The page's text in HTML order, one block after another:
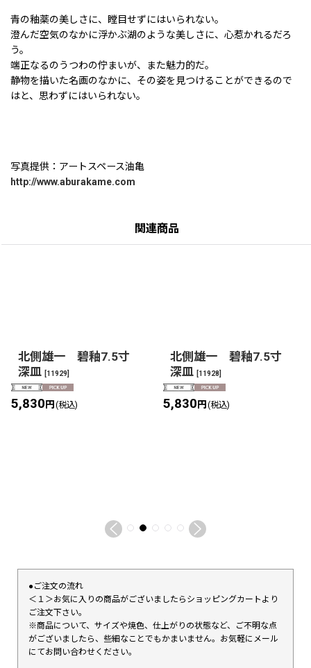
青の釉薬の美しさに、瞠目せずにはいられない。
澄んだ空気のなかに浮かぶ湖のような美しさに、心惹かれるだろ
う。
端正なるのうつわの佇まいが、また魅力的だ。
静物を描いた名画のなかに、その姿を見つけることができるので
はと、思わずにはいられない。
写真提供：アートスペース油亀
http://www.aburakame.com
関連商品
北側雄一 碧釉7.5寸
深皿 [11929]
5,830円 (税込)
北側雄一 碧釉7.5寸
深皿 [11928]
5,830円 (税込)
●ご注文の流れ
＜１＞お気に入りの商品がございましたらショッピングカートより
ご注文下さい。
※商品について、サイズや焼色、仕上がりの状態など、ご不明な点
がございましたら、些細なことでもかまいません。お気軽にメール
にてお問い合わせください。